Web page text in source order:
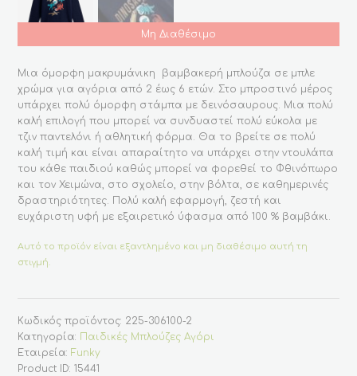
Μη Διαθέσιμο
Μια όμορφη μακρυμάνικη βαμβακερή μπλούζα σε μπλε
χρώμα για αγόρια από 2 έως 6 ετών. Στο μπροστινό μέρος
υπάρχει πολύ όμορφη στάμπα με δεινόσαυρους. Μια πολύ
καλή επιλογή που μπορεί να συνδυαστεί πολύ εύκολα με
τζιν παντελόνι ή αθλητική φόρμα. Θα το βρείτε σε πολύ
καλή τιμή και είναι απαραίτητο να υπάρχει στην ντουλάπα
του κάθε παιδιού καθώς μπορεί να φορεθεί το Φθινόπωρο
και τον Χειμώνα, στο σχολείο, στην βόλτα, σε καθημερινές
δραστηριότητες. Πολύ καλή εφαρμογή, ζεστή και
ευχάριστη υφή με εξαιρετικό ύφασμα από 100 % βαμβάκι.
Αυτό το προϊόν είναι εξαντλημένο και μη διαθέσιμο αυτή τη
στιγμή.
Κωδικός προϊόντος: 225-306100-2
Κατηγορία:
Παιδικές Μπλούζες Αγόρι
Εταιρεία: Funky
Product ID:15441